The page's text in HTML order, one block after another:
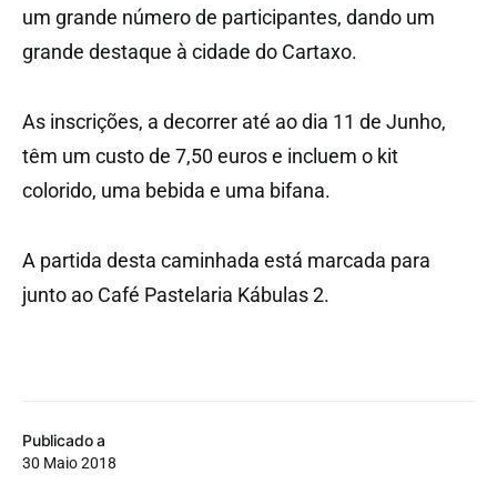
Publicado a
30 Maio 2018
um grande número de participantes, dando um
grande destaque à cidade do Cartaxo.
As inscrições, a decorrer até ao dia 11 de Junho,
têm um custo de 7,50 euros e incluem o kit
colorido, uma bebida e uma bifana.
A partida desta caminhada está marcada para
junto ao Café Pastelaria Kábulas 2.